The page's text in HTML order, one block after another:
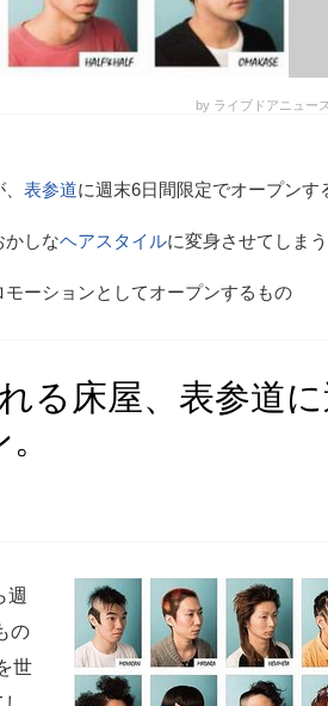
by ライブドアニュー
表参道に週末6日間限定でオープンす
かしなヘアスタイルに変身させてしまう
モーションとしてオープンするもの
る床屋、表参道に
週
の
世